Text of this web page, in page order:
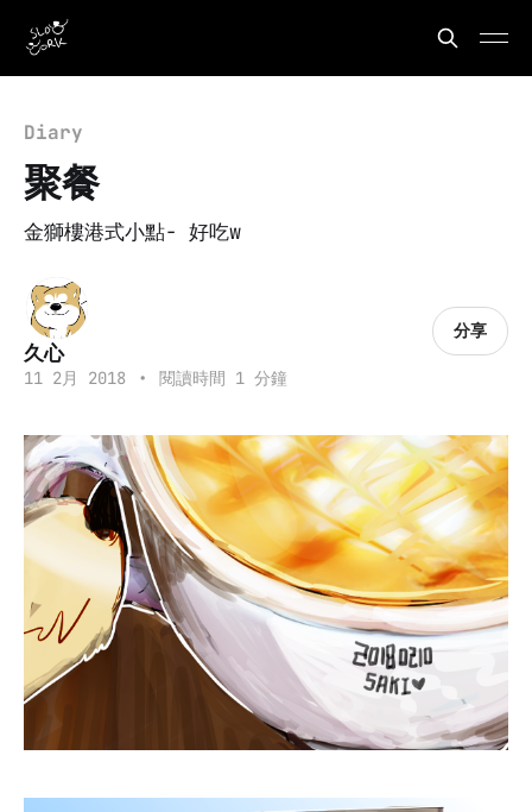
Diary
聚餐
金獅樓港式小點- 好吃w
久心
11 2月 2018 • 閱讀時間 1 分鐘
分享